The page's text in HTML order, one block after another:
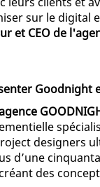
sur le digital
et CEO de
Goodnight
designers
d’une
des